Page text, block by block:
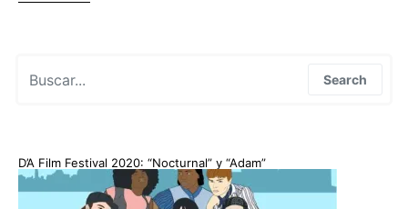
Search
D’A Film Festival 2020: “Nocturnal” y “Adam”